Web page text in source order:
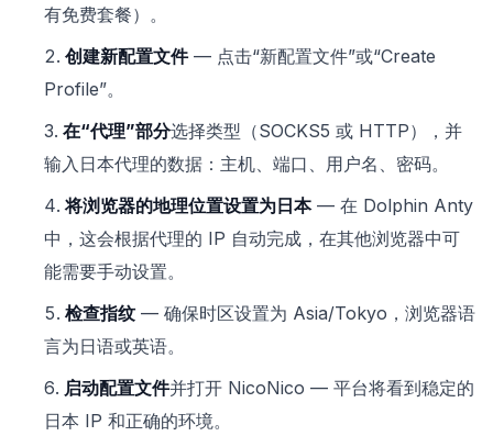
有免费套餐）。
创建新配置文件— 点击“新配置文件”或“Create
Profile”。
在“代理”部分选择类型（SOCKS5 或 HTTP），并
输入日本代理的数据：主机、端口、用户名、密码。
将浏览器的地理位置设置为日本— 在 Dolphin Anty
中，这会根据代理的 IP 自动完成，在其他浏览器中可
能需要手动设置。
检查指纹— 确保时区设置为 Asia/Tokyo，浏览器语
言为日语或英语。
启动配置文件并打开 NicoNico — 平台将看到稳定的
日本 IP 和正确的环境。